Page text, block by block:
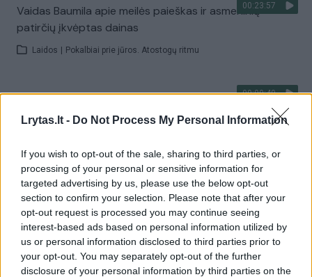
Lrytas.lt - Do Not Process My Personal Information
If you wish to opt-out of the sale, sharing to third parties, or
processing of your personal or sensitive information for
targeted advertising by us, please use the below opt-out
section to confirm your selection. Please note that after your
opt-out request is processed you may continue seeing
interest-based ads based on personal information utilized by
us or personal information disclosed to third parties prior to
your opt-out. You may separately opt-out of the further
disclosure of your personal information by third parties on the
00:23:57
Vaidas Baumila apie meilės paieškas ir asmeninių
patirčių įkvėptas dainas
Laidos Pokalbiai prie jūros. Atostogų ritmu
00:00:40
Dronai Vokietijoje kelia vis daugiau klausimų: du
pastebėti virš karinės bazės
Visi įrašai
Žiūrimiausi įrašai